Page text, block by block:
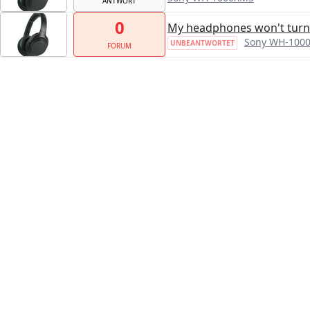
0
FORUM
My headphones won't
UNBEANTWORTET Sony WH-